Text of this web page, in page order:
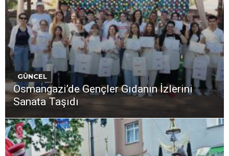
GÜNCEL
Osmangazi’de Gençler Gıdanın İzlerini
Sanata Taşıdı